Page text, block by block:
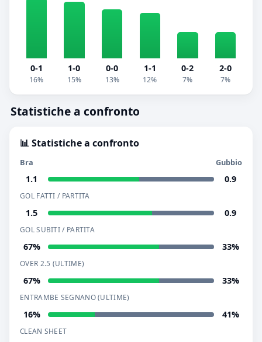
0-1
16%
1-0
15%
0-0
13%
1-1
12%
0-2
7%
2-0
7%
Statistiche a confronto
📊 Statistiche a confronto
Bra Gubbio
1.1 0.9
GOL FATTI / PARTITA
1.5 0.9
GOL SUBITI / PARTITA
67% 33%
OVER 2.5 (ULTIME)
67% 33%
ENTRAMBE SEGNANO (ULTIME)
16% 41%
CLEAN SHEET